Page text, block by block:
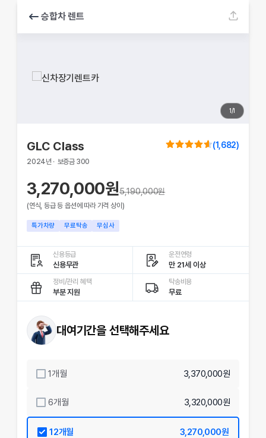
승합차 렌트
1/1
GLC Class (1,682)
2024년 · 보증금 300
3,270,000원5,190,000원
(연식, 등급 등 옵션에 따라 가격 상이)
특가차량 무료탁송 무심사
신용등급
신용무관
운전연령
만 21세 이상
정비/관리 혜택
부분 지원
탁송비용
무료
대여기간을 선택해주세요
1개월 3,370,000원
6개월 3,320,000원
12개월 3,270,000원